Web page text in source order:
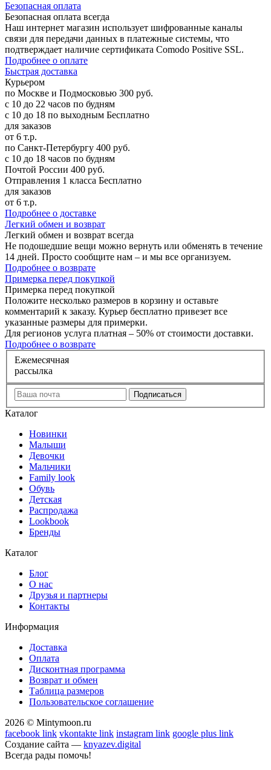
Безопасная оплата
Безопасная оплата всегда
Наш интернет магазин использует шифрованные каналы
связи для передачи данных в платежные системы, что
подтверждает наличие сертификата Comodo Positive SSL.
Подробнее о оплате
Быстрая доставка
Курьером
по Москве и Подмосковью 300 руб.
с 10 до 22 часов по будням
с 10 до 18 по выходным Бесплатно
для заказов
от 6 т.р.
по Санкт-Петербургу 400 руб.
с 10 до 18 часов по будням
Почтой России 400 руб.
Отправления 1 класса Бесплатно
для заказов
от 6 т.р.
Подробнее о доставке
Легкий обмен и возврат
Легкий обмен и возврат всегда
Не подошедшие вещи можно вернуть или обменять в течение
14 дней. Просто сообщите нам – и мы все организуем.
Подробнее о возврате
Примерка перед покупкой
Примерка перед покупкой
Положите несколько размеров в корзину и оставьте
комментарий к заказу. Курьер бесплатно привезет все
указанные размеры для примерки.
Для регионов услуга платная – 50% от стоимости доставки.
Подробнее о возврате
Ежемесячная
рассылка
Каталог
Новинки
Малыши
Девочки
Мальчики
Family look
Обувь
Детская
Распродажа
Lookbook
Бренды
Каталог
Блог
О нас
Друзья и партнеры
Контакты
Информация
Доставка
Оплата
Дисконтная программа
Возврат и обмен
Таблица размеров
Пользовательское соглашение
2026 © Mintymoon.ru
facebook link vkontakte link instagram link google plus link
Создание сайта — knyazev.digital
Всегда рады помочь!